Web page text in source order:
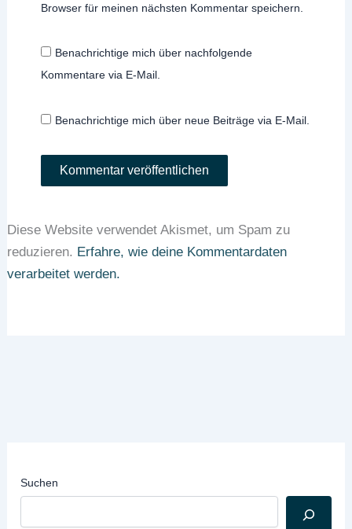
Suchen
Browser für meinen nächsten Kommentar speichern.
Benachrichtige mich über nachfolgende
Kommentare via E-Mail.
Benachrichtige mich über neue Beiträge via E-Mail.
Diese Website verwendet Akismet, um Spam zu
reduzieren. Erfahre, wie deine Kommentardaten
verarbeitet werden.